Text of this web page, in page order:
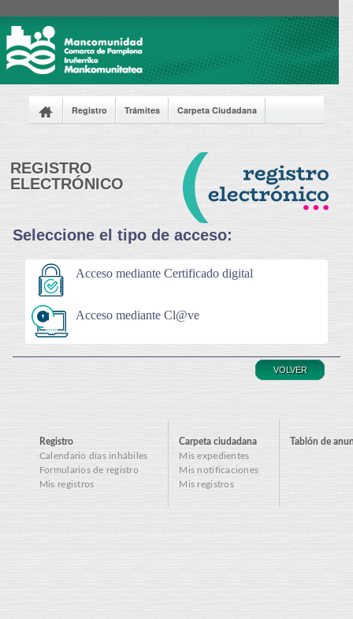
Registro Trámites Carpeta Ciudadana
Acerca de sede
REGISTRO
ELECTRÓNICO
Seleccione el tipo de acceso:
Acceso mediante Certificado digital
Acceso mediante Cl@ve
VOLVER
Registro
Calendario días inhábiles
Formularios de registro
Mis registros
Carpeta ciudadana
Mis expedientes
Mis notificaciones
Mis registros
Tablón de